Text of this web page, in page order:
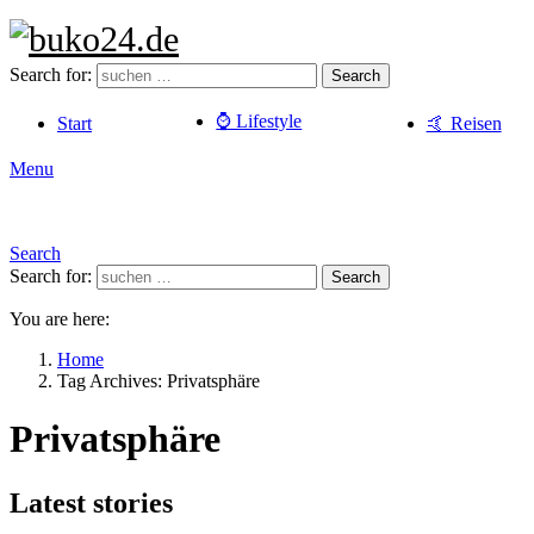
Search for: Search
Start ⌚️ Lifestyle 🤙 Reisen
Menu
Search
Search for:
Search
You are here:
Home
Tag Archives: Privatsphäre
Privatsphäre
Latest stories